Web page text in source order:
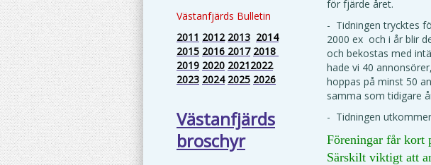
Västanfjärds Bulletin
2011 2012 2013 2014
2015 2016 2017 2018
2019 2020 20212022
2023 2024 2025 2026
Västanfjärds
broschyr
för fjärde året.
- Tidningen trycktes
2000 ex och i år blir
och bekostas med
hade vi 40
hoppas på minst 50
samma som tidigare
- Tidningen
Föreningar får kort
Särskilt viktigt att